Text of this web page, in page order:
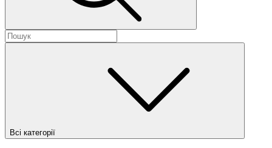
Всі категорії